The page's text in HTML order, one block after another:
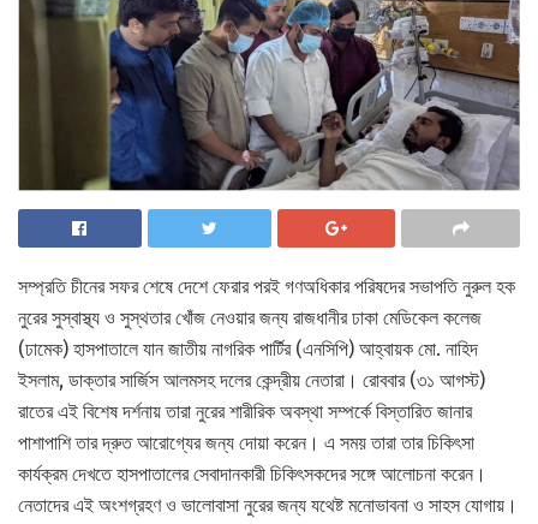
সম্প্রতি চীনের সফর শেষে দেশে ফেরার পরই গণঅধিকার পরিষদের সভাপতি নুরুল হক
নুরের সুস্বাস্থ্য ও সুস্থতার খোঁজ নেওয়ার জন্য রাজধানীর ঢাকা মেডিকেল কলেজ
(ঢামেক) হাসপাতালে যান জাতীয় নাগরিক পার্টির (এনসিপি) আহ্বায়ক মো. নাহিদ
ইসলাম, ডাক্তার সার্জিস আলমসহ দলের কেন্দ্রীয় নেতারা। রোববার (৩১ আগস্ট)
রাতের এই বিশেষ দর্শনায় তারা নুরের শারীরিক অবস্থা সম্পর্কে বিস্তারিত জানার
পাশাপাশি তার দ্রুত আরোগ্যের জন্য দোয়া করেন। এ সময় তারা তার চিকিৎসা
কার্যক্রম দেখতে হাসপাতালের সেবাদানকারী চিকিৎসকদের সঙ্গে আলোচনা করেন।
নেতাদের এই অংশগ্রহণ ও ভালোবাসা নুরের জন্য যথেষ্ট মনোভাবনা ও সাহস যোগায়।